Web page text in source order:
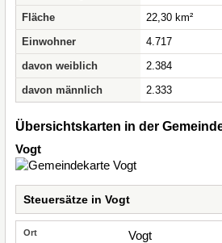
Fläche
22,30 km²
Einwohner
4.717
davon weiblich
2.384
davon männlich
2.333
Übersichtskarten in der
Vogt
Steuersätze in Vogt
Vogt